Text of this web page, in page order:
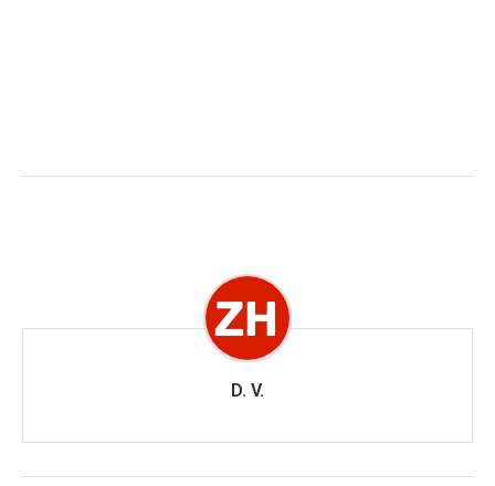
D. V.